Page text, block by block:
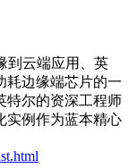
到云端应用、英
耗边缘端芯片的一
特尔的资深工程师
实例作为蓝本精心